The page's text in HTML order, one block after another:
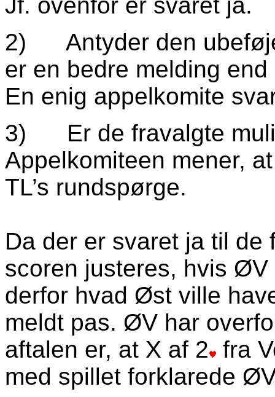
Jf. ovenfor er svaret ja.
2) Antyder den
er en bedre melding
En enig appelkomite
3) Er de fravalgte
Appelkomiteen mener,
TL’s rundspørge.
Da der er svaret ja til
scoren justeres, hvis
derfor hvad Øst ville
meldt pas. ØV har
aftalen er, at X af 2 fra
med spillet forklarede